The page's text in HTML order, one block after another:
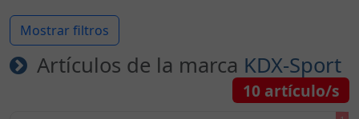
Mostrar filtros
Artículos de la marca KDX-Sport
10 artículo/s